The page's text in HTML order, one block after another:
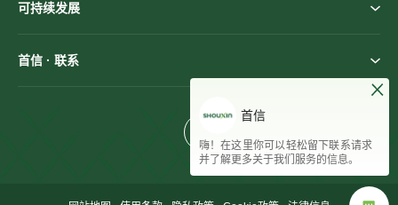
可持续发展
首信 · 联系
首信
嗨！在这里你可以轻松留下联系请求
并了解更多关于我们服务的信息。